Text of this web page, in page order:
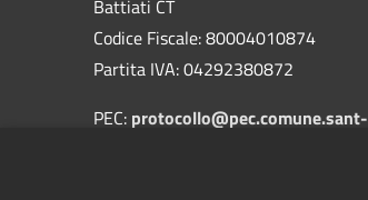
Battiati CT
Codice Fiscale: 80004010874
Partita IVA: 04292380872
PEC: protocollo@pec.comune.sant-